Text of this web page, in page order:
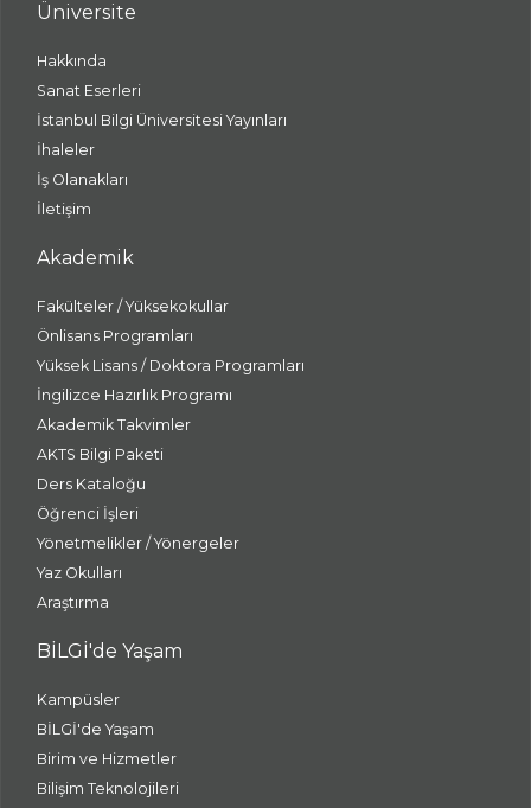
Üniversite
Hakkında
Sanat Eserleri
İstanbul Bilgi Üniversitesi Yayınları
İhaleler
İş Olanakları
İletişim
Akademik
Fakülteler / Yüksekokullar
Önlisans Programları
Yüksek Lisans / Doktora Programları
İngilizce Hazırlık Programı
Akademik Takvimler
AKTS Bilgi Paketi
Ders Kataloğu
Öğrenci İşleri
Yönetmelikler / Yönergeler
Yaz Okulları
Araştırma
BİLGİ'de Yaşam
Kampüsler
BİLGİ'de Yaşam
Birim ve Hizmetler
Bilişim Teknolojileri